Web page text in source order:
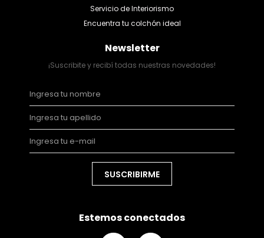
Servicio de Interiorismo
Encuentra tu colchón ideal
Newsletter
¡Suscribite y recibí todas nuestras novedades!
SUSCRIBIRME
Estemos conectados